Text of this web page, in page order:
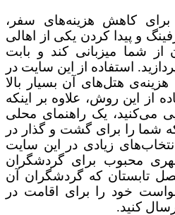
کاهش هزینه‌های سفر،
و پیدا کردن یکی از اهالی
شما میزبانی کند و بابت
استفاده از این سایت در
هتل‌های آن بسیار بالا
از این روش، علاوه بر اینکه
می‌کنید، یک راهنمای محلی
شما را برای گشت و گذار در
زیادی در این سایت
محبوب برای گردشگران
تابستان که گردشگران آن
خود را برای اقامت در
کنید.